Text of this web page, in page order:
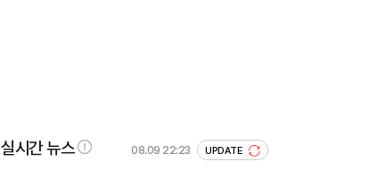
실시간 뉴스 08.09 22:23 UPDATE